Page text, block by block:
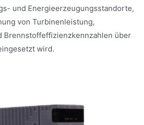
und Energieerzeugungsstandorte,
von Turbinenleistung,
Brennstoffeffizienzkennzahlen über
wird.